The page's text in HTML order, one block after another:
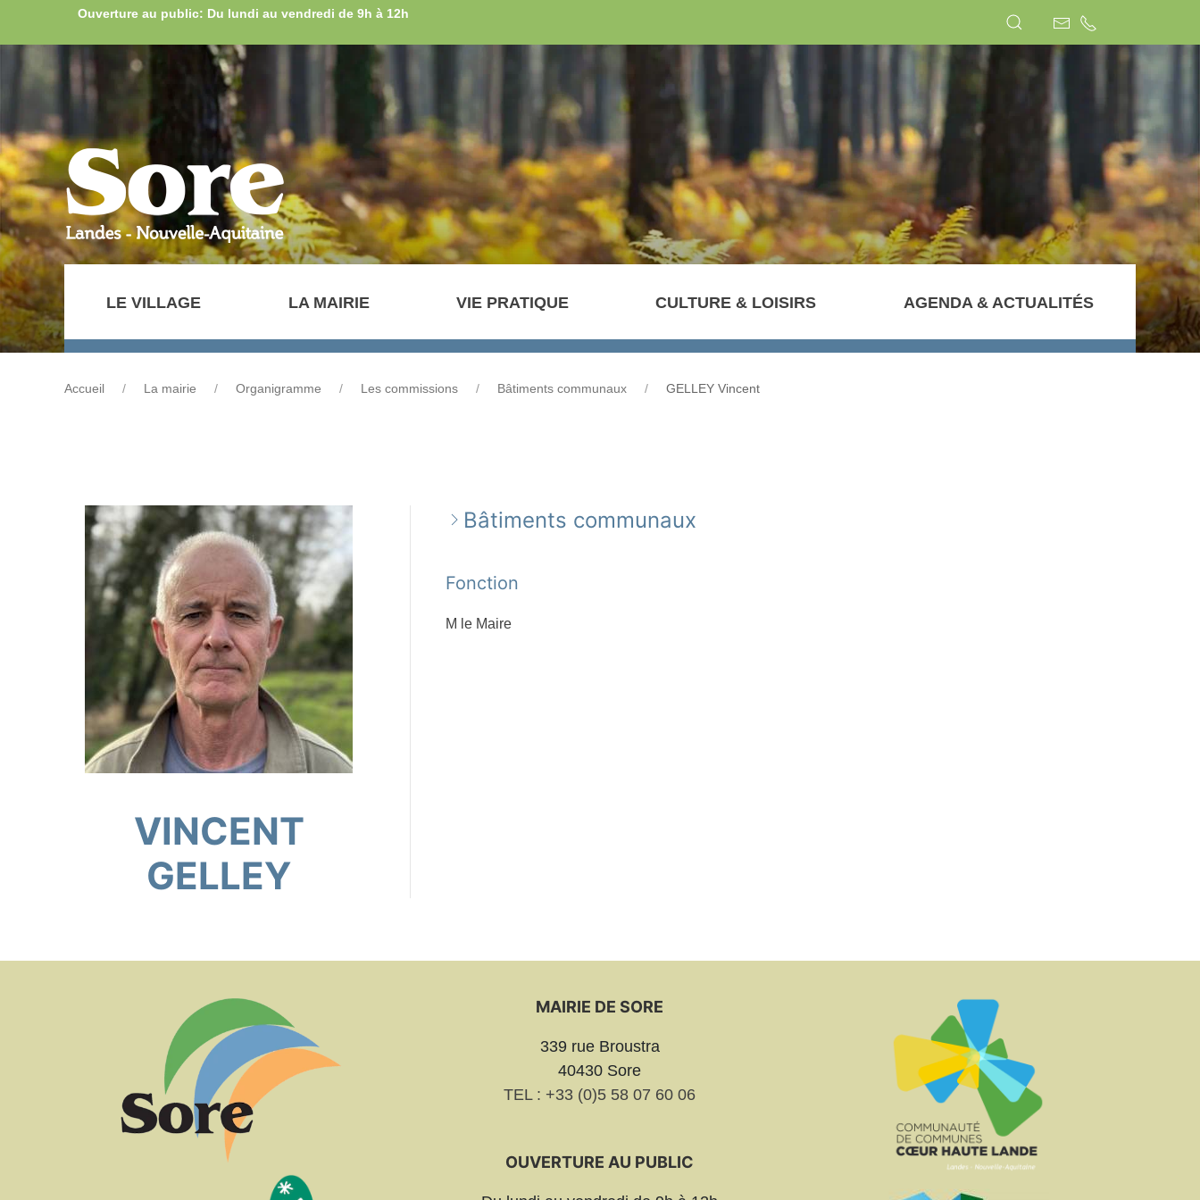
Ouverture au public: Du lundi au vendredi de 9h à 12h
LE VILLAGE LA MAIRIE VIE PRATIQUE CULTURE & LOISIRS AGENDA & ACTUALITÉS
Accueil La mairie Organigramme Les commissions Bâtiments communaux GELLEY Vincent
VINCENT
GELLEY
Bâtiments communaux
Fonction
M le Maire
MAIRIE DE SORE
339 rue Broustra
40430 Sore
TEL : +33 (0)5 58 07 60 06
OUVERTURE AU PUBLIC